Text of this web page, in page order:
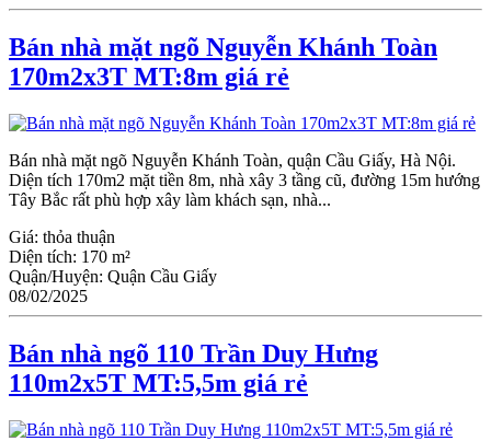
Bán nhà mặt ngõ Nguyễn Khánh Toàn
170m2x3T MT:8m giá rẻ
Bán nhà mặt ngõ Nguyễn Khánh Toàn, quận Cầu Giấy, Hà Nội.
Diện tích 170m2 mặt tiền 8m, nhà xây 3 tầng cũ, đường 15m hướng
Tây Bắc rất phù hợp xây làm khách sạn, nhà...
Giá: thỏa thuận
Diện tích: 170 m²
Quận/Huyện: Quận Cầu Giấy
08/02/2025
Bán nhà ngõ 110 Trần Duy Hưng
110m2x5T MT:5,5m giá rẻ